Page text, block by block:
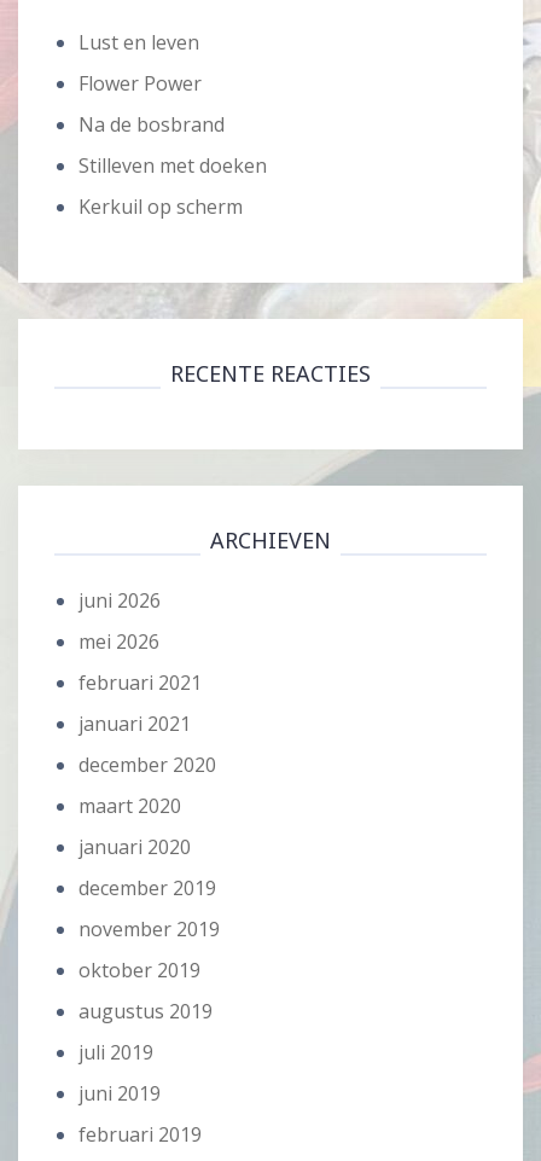
Lust en leven
Flower Power
Na de bosbrand
Stilleven met doeken
Kerkuil op scherm
RECENTE REACTIES
ARCHIEVEN
juni 2026
mei 2026
februari 2021
januari 2021
december 2020
maart 2020
januari 2020
december 2019
november 2019
oktober 2019
augustus 2019
juli 2019
juni 2019
februari 2019